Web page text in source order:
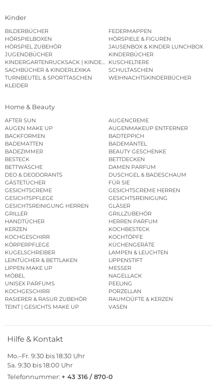
Kinder
BILDERBÜCHER
FEDERMAPPEN
HÖRSPIELBOXEN
HÖRSPIELE & FIGUREN
HÖRSPIEL ZUBEHÖR
JAUSENBOX & KINDER LUNCHBOX
JUGENDBÜCHER
KINDERBÜCHER
KINDERGARTENRUCKSACK | KINDERGARTENBEUTEL
KUSCHELTIERE
SACHBÜCHER & KINDERLEXIKA
SCHULTASCHEN
TURNBEUTEL & SPORTTASCHEN
WEIHNACHTSKINDERBÜCHER
KLEIDER
Home & Beauty
AFTER SUN
AUGENCREME
AUGEN MAKE UP
AUGENMAKEUP ENTFERNER
BACKFORMEN
BADTEPPICH
BADEMATTEN
BADEMÄNTEL
BADEZIMMER
BEAUTY GESCHENKE
BESTECK
BETTDECKEN
BETTWÄSCHE
DAMEN PARFUM
DEO & DEODORANTS
DUSCHGEL & BADESCHAUM
GÄSTETÜCHER
FÜR SIE
GESICHTSCREME
GESICHTSCREME HERREN
GESICHTSPFLEGE
GESICHTSREINIGUNG
GESICHTSREINIGUNG HERREN
GLÄSER
GRILLER
GRILLZUBEHÖR
HANDTÜCHER
HERREN PARFUM
KERZEN
KOCHBESTECK
KOCHGESCHIRR
KOCHTÖPFE
KÖRPERPFLEGE
KÜCHENGERÄTE
KUGELSCHREIBER
LAMPEN & LEUCHTEN
LEINTÜCHER & BETTLAKEN
LIPPENSTIFT
LIPPEN MAKE UP
MESSER
MÖBEL
NAGELLACK
UNISEX PARFUMS
PEELING
KOCHGESCHIRR
PORZELLAN
RASIERER & RASUR ZUBEHÖR
RAUMDÜFTE & KERZEN
TEINT | GESICHTS MAKE UP
VASEN
Hilfe & Kontakt
Mo.–Fr. 9:30 bis 18:30 Uhr
Sa. 9:30 bis 18:00 Uhr
Telefonnummer: + 43 316 / 870-0